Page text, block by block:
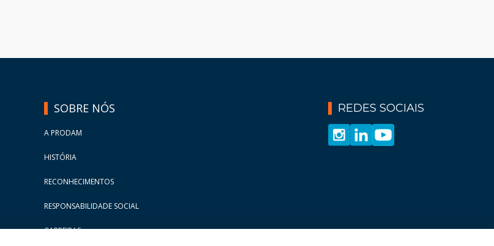
SOBRE NÓS
A PRODAM
HISTÓRIA
RECONHECIMENTOS
RESPONSABILIDADE SOCIAL
CARREIRAS
REDES SOCIAIS